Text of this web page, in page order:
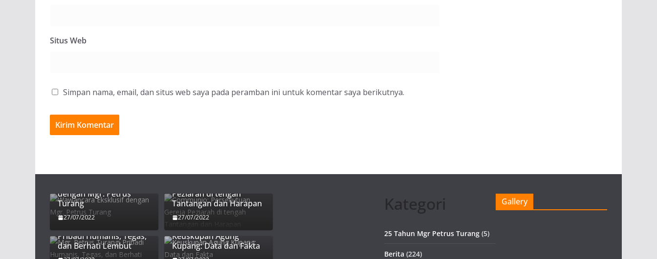
Situs Web
Simpan nama, email, dan situs web saya pada peramban ini untuk komentar saya berikutnya.
dengan Mgr. Petrus
Turang
27/07/2022
Communio:
Peziarah di tengah
Tantangan dan Harapan
27/07/2022
Pribadi Humanis, Tegas,
dan Berhati Lembut
Keuskupan Agung
Kupang: Data dan Fakta
Kategori
25 Tahun Mgr Petrus Turang (5)
Berita (224)
Gallery